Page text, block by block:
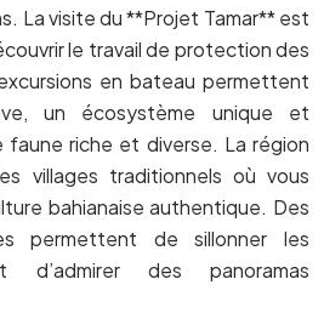
La visite du **Projet Tamar** est
le travail de protection des
en bateau permettent
un écosystème unique et
riche et diverse. La région
villages traditionnels où vous
bahianaise authentique. Des
permettent de sillonner les
des panoramas